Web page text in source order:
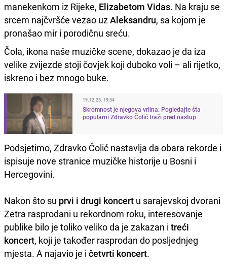
manekenkom iz Rijeke, Elizabetom Vidas. Na kraju se
srcem najčvršće vezao uzAleksandru, sa kojom je
pronašao mir i porodičnu sreću.
Čola, ikona naše muzičke scene, dokazao je da iza
velike zvijezde stoji čovjek koji duboko voli – ali rijetko,
iskreno i bez mnogo buke.
19.12.25. 19:34
Skromnost je njegova vrlina: Pogledajte šta
popularni Zdravko Čolić traži pred nastup
Podsjetimo, Zdravko Čolić nastavlja da obara rekorde i
ispisuje nove stranice muzičke historije u Bosni i
Hercegovini.
Nakon što su prvi i drugi koncert u sarajevskoj dvorani
Zetra rasprodani u rekordnom roku, interesovanje
publike bilo je toliko veliko da je zakazan i treći
koncert, koji je također rasprodan do posljednjeg
mjesta. A najavio je i četvrti koncert.